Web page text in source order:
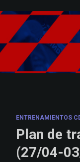
ENTRENAMIENTOS
Plan de
(27/04-